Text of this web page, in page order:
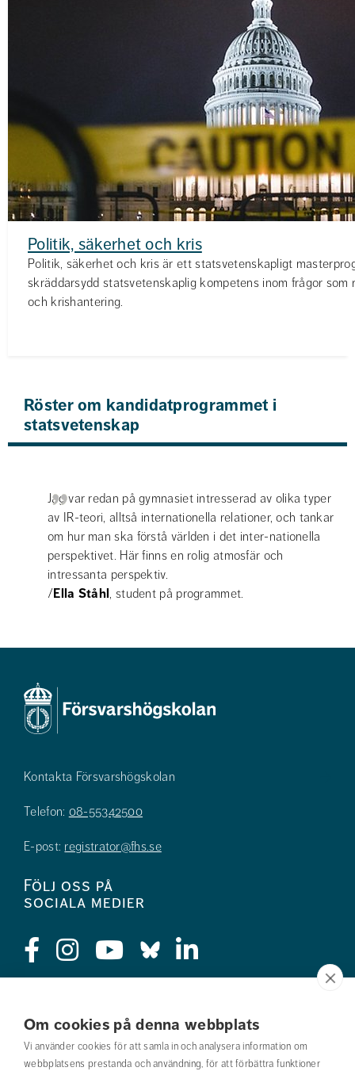
Om cookies på denna webbplats
Vi använder cookies för att samla in och analysera information om
webbplatsens prestanda och användning, för att förbättra funktioner
Politik, säkerhet och kris
Politik, säkerhet och kris är ett statsvetenskapligt
skräddarsydd statsvetenskaplig kompetens inom frågor
och krishantering.
Röster om kandidatprogrammet i
statsvetenskap
Jag var redan på gymnasiet intresserad av olika typer
av IR-teori, alltså internationella relationer, och tankar
om hur man ska förstå världen i det inter-nationella
perspektivet. Här finns en rolig atmosfär och
intressanta perspektiv.
/Ella Ståhl, student på programmet.
Kontakta Försvarshögskolan
Telefon: 08-55342500
E-post: registrator@fhs.se
Följ oss på
sociala medier
Jobba hos oss